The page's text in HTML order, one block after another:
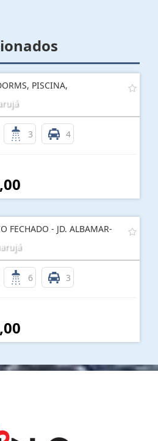
PISCINA,
3 4
FECHADO - JD. ALBAMAR-
6 3